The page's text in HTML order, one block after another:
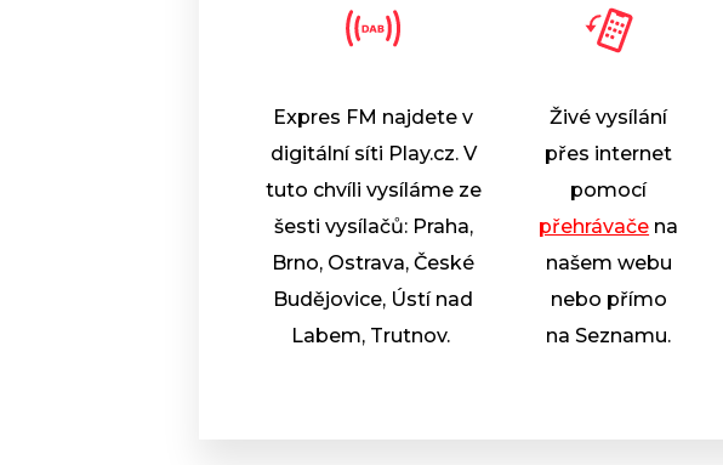
Expres FM najdete v
digitální síti Play.cz. V
tuto chvíli vysíláme ze
šesti vysílačů: Praha,
Brno, Ostrava, České
Budějovice, Ústí nad
Labem, Trutnov.
Živé vysílání
přes internet
pomocí
přehrávače na
našem webu
nebo přímo
na Seznamu.